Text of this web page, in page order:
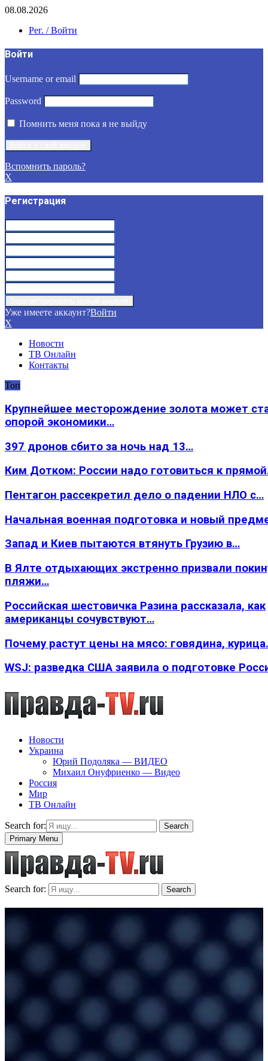
08.08.2026
Рег. / Войти
Войти
Username or email
Password
Помнить меня пока я не выйду
Вспомнить пароль?
X
Регистрация
Уже имеете аккаунт?Войти
X
Новости
ТВ Онлайн
Контакты
Топ
Крупнейшее месторождение золота может
опорой экономики…
397 дронов сбито за ночь над 13…
Ким Дотком: России надо готовиться к
Пентагон рассекретил дело о падении НЛО с…
Начальная военная подготовка и новый
Запад и Киев пытаются втянуть Грузию в…
В Ялте отдыхающих экстренно призвали
пляжи…
Российская шестовичка Разина рассказала, как
американцы сочувствуют…
Почему растут цены на мясо: говядина,
WSJ: разведка США заявила о подготовке
Новости
Украина
Юрий Подоляка — ВИДЕО
Михаил Онуфриенко — Видео
Россия
Мир
ТВ Онлайн
Search for:
Search
Primary Menu
Search for: Search